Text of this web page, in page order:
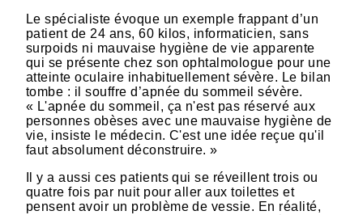
Le spécialiste évoque un exemple frappant d’un
patient de 24 ans, 60 kilos, informaticien, sans
surpoids ni mauvaise hygiène de vie apparente
qui se présente chez son ophtalmologue pour une
atteinte oculaire inhabituellement sévère. Le bilan
tombe : il souffre d’apnée du sommeil sévère.
« L'apnée du sommeil, ça n'est pas réservé aux
personnes obèses avec une mauvaise hygiène de
vie, insiste le médecin. C'est une idée reçue qu'il
faut absolument déconstruire. »
Il y a aussi ces patients qui se réveillent trois ou
quatre fois par nuit pour aller aux toilettes et
pensent avoir un problème de vessie. En réalité,